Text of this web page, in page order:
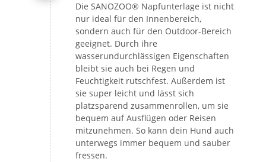
Die SANOZOO® Napfunterlage ist nicht
nur ideal für den Innenbereich,
sondern auch für den Outdoor-Bereich
geeignet. Durch ihre
wasserundurchlässigen Eigenschaften
bleibt sie auch bei Regen und
Feuchtigkeit rutschfest. Außerdem ist
sie super leicht und lässt sich
platzsparend zusammenrollen, um sie
bequem auf Ausflügen oder Reisen
mitzunehmen. So kann dein Hund auch
unterwegs immer bequem und sauber
fressen.